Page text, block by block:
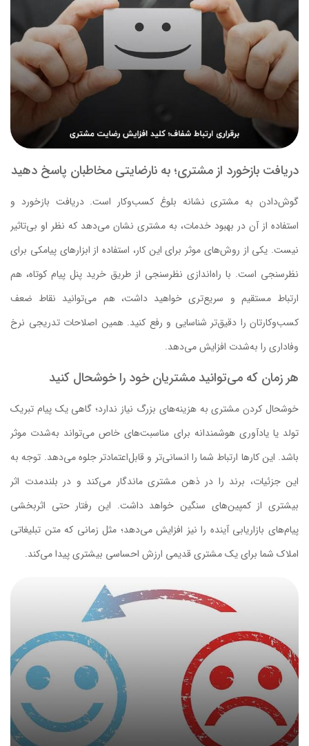
دریافت بازخورد از مشتری؛ به نارضایتی مخاطبان پاسخ دهید
گوش‌دادن به مشتری نشانه بلوغ کسب‌وکار است. دریافت بازخورد و
استفاده از آن در بهبود خدمات، به مشتری نشان می‌دهد که نظر او بی‌تاثیر
نیست. یکی از روش‌های موثر برای این کار، استفاده از ابزارهای پیامکی برای
نظرسنجی است. با راه‌اندازی نظرسنجی‌ از طریق خرید پنل پیام کوتاه، هم
ارتباط مستقیم و سریع‌تری خواهید داشت، هم می‌توانید نقاط ضعف
کسب‌وکارتان را دقیق‌تر شناسایی و رفع کنید. همین اصلاحات تدریجی نرخ
وفاداری را به‌شدت افزایش می‌دهد.
هر زمان که می‌توانید مشتریان خود را خوشحال کنید
خوشحال کردن مشتری به هزینه‌های بزرگ نیاز ندارد؛ گاهی یک پیام تبریک
تولد یا یادآوری هوشمندانه برای مناسبت‌های خاص می‌تواند به‌شدت موثر
باشد. این کارها ارتباط شما را انسانی‌تر و قابل‌اعتمادتر جلوه می‌دهد. توجه به
این جزئیات، برند را در ذهن مشتری ماندگار می‌کند و در بلندمدت اثر
بیشتری از کمپین‌های سنگین خواهد داشت. این رفتار حتی اثربخشی
پیام‌های بازاریابی آینده را نیز افزایش می‌دهد؛ مثل زمانی که متن تبلیغاتی
املاک شما برای یک مشتری قدیمی ارزش احساسی بیشتری پیدا می‌کند.